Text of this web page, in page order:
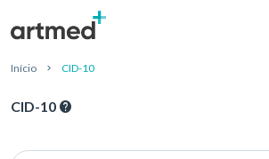
Início CID-10
CID-10